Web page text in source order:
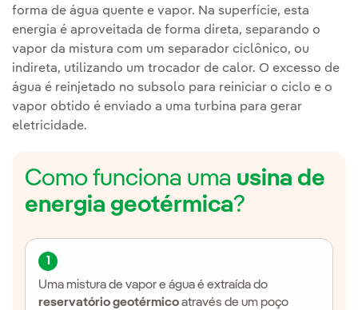
forma de água quente e vapor. Na superfície, esta
energia é aproveitada de forma direta, separando o
vapor da mistura com um separador ciclônico, ou
indireta, utilizando um trocador de calor. O excesso de
água é reinjetado no subsolo para reiniciar o ciclo e o
vapor obtido é enviado a uma turbina para gerar
eletricidade.
Como funciona uma usina de
energia geotérmica?
1
Uma mistura de vapor e água é extraída do
reservatório geotérmicoatravés de um poço